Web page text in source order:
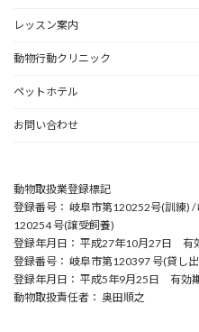
レッスン案内
動物行動クリニック
ペットホテル
お問い合わせ
動物取扱業登録標記
登録番号： 岐阜市第120252号(訓練)
120254 号(譲受飼養)
登録年月日： 平成27年10月27日 有
登録番号： 岐阜市第120397 号(貸し
登録年月日： 平成5年9月25日 有効
動物取扱責任者： 奥田順之